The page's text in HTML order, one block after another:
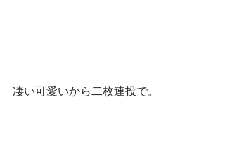
凄い可愛いから二枚連投で。